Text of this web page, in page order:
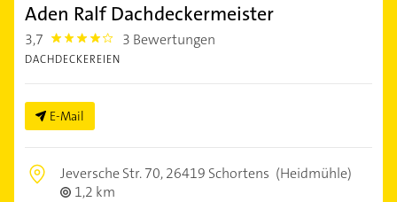
Aden Ralf Dachdeckermeister
3,7 3.7 3 Bewertungen
DACHDECKEREIEN
E-Mail
Jeversche Str. 70,26419 Schortens (Heidmühle)
1,2 km